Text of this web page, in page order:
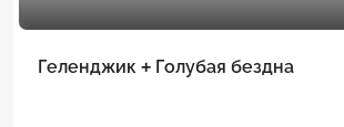
Геленджик + Голубая бездна